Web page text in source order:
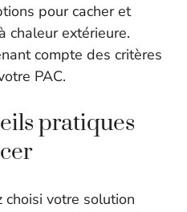
pour cacher et
chaleur extérieure.
compte des critères
PAC.
pratiques
choisi votre solution